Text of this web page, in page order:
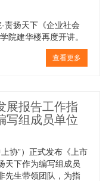
责扬天下《企业社会
院建华楼再度开讲。
查看更多
展报告工作指
写组成员单位
协”）正式发布《上市
天下作为编写组成员
先生带领团队，为指